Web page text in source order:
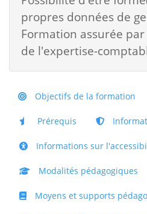
propres données de
Formation assurée
de l'expertise-
Objectifs de la formation
Prérequis
Informations sur
Modalités pédagogiques
Moyens et supports